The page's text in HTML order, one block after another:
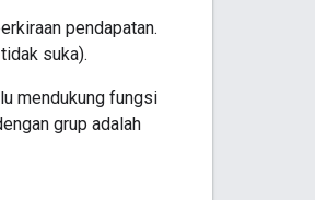
pendapatan.
suka).
mendukung fungsi
grup adalah